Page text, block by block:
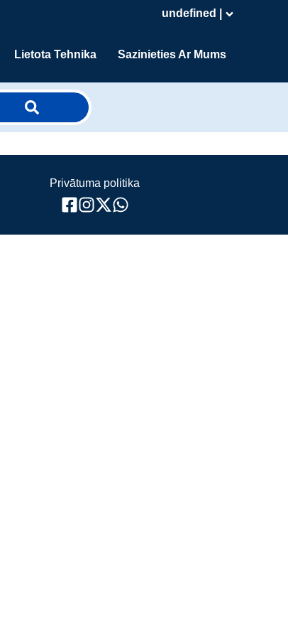
undefined |
Lietota Tehnika Sazinieties Ar Mums
Privātuma politika